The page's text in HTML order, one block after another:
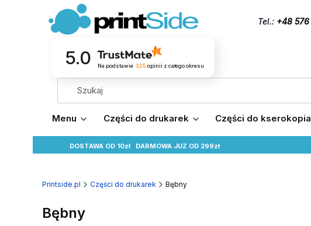
Tel.:+48 576
5.0 Na podstawie 325 opinii z całego okresu
Menu Części do drukarek Części do
DOSTAWA OD 10zł DARMOWAJUZ OD 299zł
Printside.pl Części do drukarek Bębny
Bębny